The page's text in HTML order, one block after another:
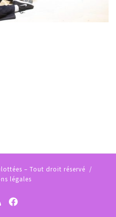
– Tout droit réservé /
légales